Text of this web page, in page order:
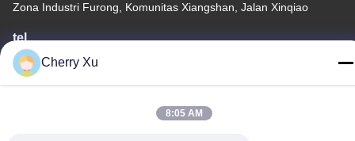
Zona Industri Furong, Komunitas Xiangshan, Jalan Xinqiao
tel
86-0755-27097532-8:30
Cherry Xu
8:05 AM